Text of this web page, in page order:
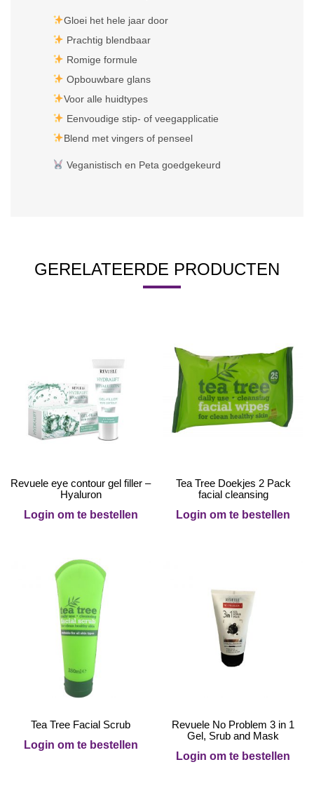
Gloei het hele jaar door
Prachtig blendbaar
Romige formule
Opbouwbare glans
Voor alle huidtypes
Eenvoudige stip- of veegapplicatie
Blend met vingers of penseel
Veganistisch en Peta goedgekeurd
GERELATEERDE PRODUCTEN
Revuele eye contour gel filler –
Hyaluron
Login om te bestellen
Tea Tree Doekjes 2 Pack
facial cleansing
Login om te bestellen
Tea Tree Facial Scrub
Login om te bestellen
Revuele No Problem 3 in 1
Gel, Srub and Mask
Login om te bestellen